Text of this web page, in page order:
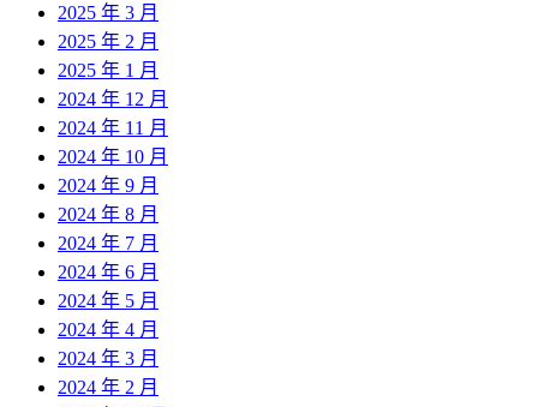
2025 年 3 月
2025 年 2 月
2025 年 1 月
2024 年 12 月
2024 年 11 月
2024 年 10 月
2024 年 9 月
2024 年 8 月
2024 年 7 月
2024 年 6 月
2024 年 5 月
2024 年 4 月
2024 年 3 月
2024 年 2 月